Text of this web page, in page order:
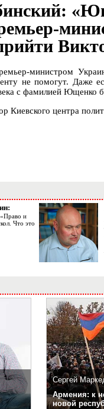
министром
не помогут. Даже
с фамилией Ющенко
Киевского центра
и
Что это
Сергей
Армения: к
новой